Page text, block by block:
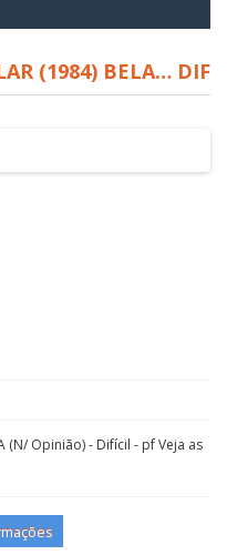
(1984) BELA… DIF
(N/ Opinião) - Difícil - pf Veja as